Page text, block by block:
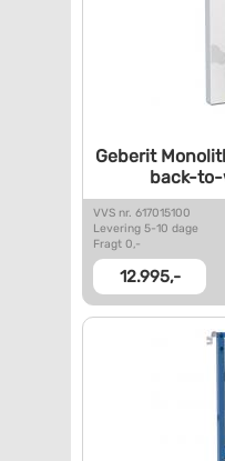
Geberit
back-to-
VVS nr. 617015100
Levering 5-10 dage
Fragt 0,-
12.995,-